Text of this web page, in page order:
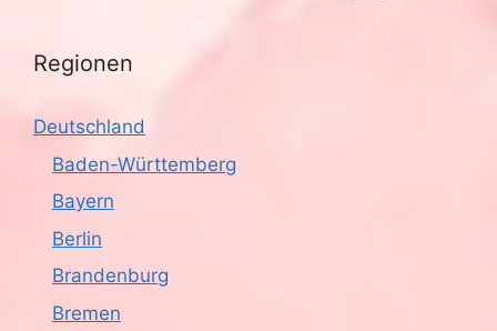
Regionen
Deutschland
Baden-Württemberg
Bayern
Berlin
Brandenburg
Bremen